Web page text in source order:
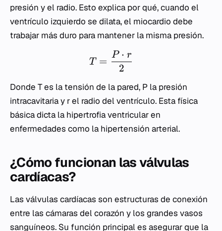
presión y el radio. Esto explica por qué, cuando el
ventrículo izquierdo se dilata, el miocardio debe
trabajar más duro para mantener la misma presión.
T =
2
P ⋅ r
Donde Tes la tensión de la pared, P la presión
intracavitaria y rel radio del ventrículo. Esta física
básica dicta la hipertrofia ventricular en
enfermedades como la hipertensión arterial.
¿Cómo funcionan las válvulas
cardíacas?
Las válvulas cardíacas son estructuras de conexión
entre las cámaras del corazón y los grandes vasos
sanguíneos. Su función principal es asegurar que la